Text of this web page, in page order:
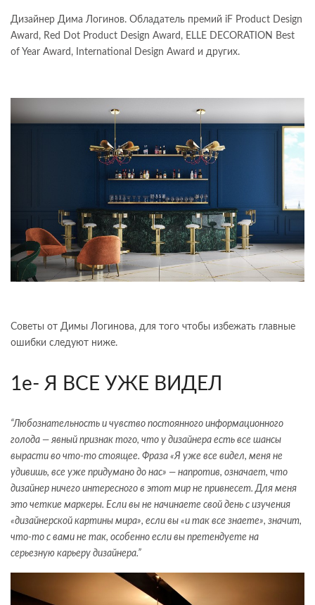
Дизайнер Дима Логинов. Обладатель премий iF Product Design
Award, Red Dot Product Design Award, ELLE DECORATION Best
of Year Award, International Design Award и других.
Советы от Димы Логинова, для того чтобы избежать главные
ошибки следуют ниже.
1е- Я ВСЕ УЖЕ ВИДЕЛ
“Любознательность и чувство постоянного информационного
голода — явный признак того, что у дизайнера есть все шансы
вырасти во что-то стоящее. Фраза «Я уже все видел, меня не
удивишь, все уже придумано до нас» — напротив, означает, что
дизайнер ничего интересного в этот мир не привнесет. Для меня
это четкие маркеры. Если вы не начинаете свой день с изучения
«дизайнерской картины мира», если вы «и так все знаете», значит,
что-то с вами не так, особенно если вы претендуете на
серьезную карьеру дизайнера.”